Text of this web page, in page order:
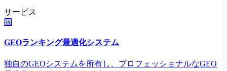
サービス
GEOランキング最適化システム
独自のGEOシステムを所有し、プロフェッショナルなGEO